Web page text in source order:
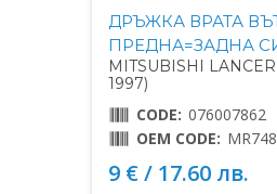
ДРЪЖКА ВРАТА
ПРЕДНА=ЗАДНА
MITSUBISHI LANCER
1997)
CODE: 076007862
OEM CODE:
9 € / 17.60 лв.